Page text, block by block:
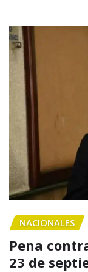
NACIONALES
Pena
23 de